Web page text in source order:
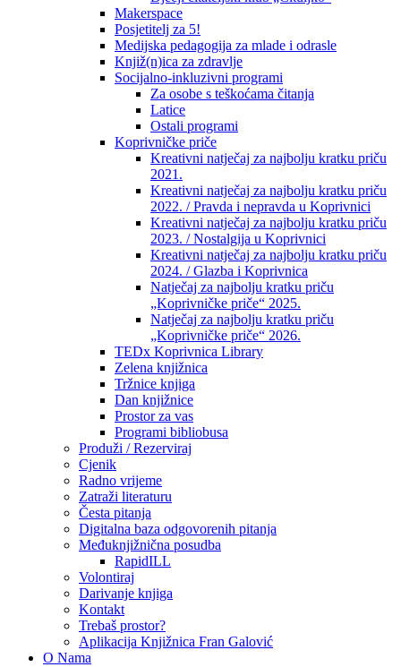
Makerspace
Posjetitelj za 5!
Medijska pedagogija za mlade i odrasle
Knjiž(n)ica za zdravlje
Socijalno-inkluzivni programi
Za osobe s teškoćama čitanja
Latice
Ostali programi
Koprivničke priče
Kreativni natječaj za najbolju kratku priču
2021.
Kreativni natječaj za najbolju kratku priču
2022. / Pravda i nepravda u Koprivnici
Kreativni natječaj za najbolju kratku priču
2023. / Nostalgija u Koprivnici
Kreativni natječaj za najbolju kratku priču
2024. / Glazba i Koprivnica
Natječaj za najbolju kratku priču
„Koprivničke priče“ 2025.
Natječaj za najbolju kratku priču
„Koprivničke priče“ 2026.
TEDx Koprivnica Library
Zelena knjižnica
Tržnice knjiga
Dan knjižnice
Prostor za vas
Programi bibliobusa
Produži / Rezerviraj
Cjenik
Radno vrijeme
Zatraži literaturu
Česta pitanja
Digitalna baza odgovorenih pitanja
Međuknjižnična posudba
RapidILL
Volontiraj
Darivanje knjiga
Kontakt
Trebaš prostor?
Aplikacija Knjižnica Fran Galović
O Nama